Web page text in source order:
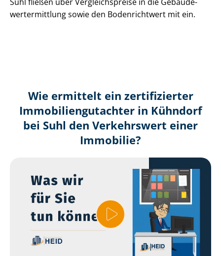
wert­ermitt­lung sowie den Bodenrichtwert mit ein.
Wie ermittelt ein zertifizierter
Immobilien­gutachter in Kühndorf
bei Suhl den Verkehrswert einer
Immobilie?